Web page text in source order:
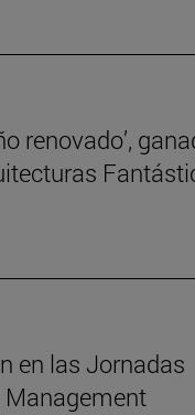
renovado’,
en las Jornadas
Management